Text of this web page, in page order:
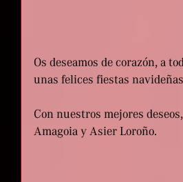
Os deseamos de corazón, a
unas felices fiestas
Con nuestros mejores deseos,
Amagoia y Asier Loroño.